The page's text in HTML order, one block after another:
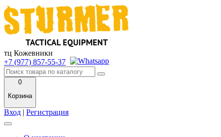
тц Кожевники
+7 (977) 857-55-37
0
Корзина
Вход | Регистрация